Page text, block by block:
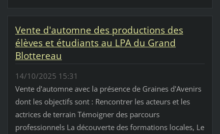
Vente d'automne des productions des
élèves et étudiants au LPA du Grand
Blottereau
14/10/2025 15:31
Vente d'automne avec la présence de Graines d'Avenirs
dont les objectifs sont : Rencontrer les acteurs et les
actrices de terrain Témoigner des parcours
professionnels La découverte des formations locales, Le